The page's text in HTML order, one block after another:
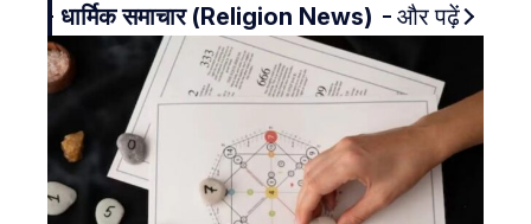
धार्मिक समाचार (Religion News) और पढ़ें